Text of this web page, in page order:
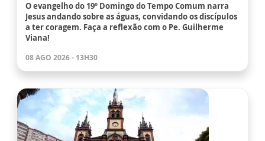
O evangelho do 19º Domingo do Tempo Comum narra
Jesus andando sobre as águas, convidando os discípulos
a ter coragem. Faça a reflexão com o Pe. Guilherme
Viana!
08 AGO 2026 - 13H30